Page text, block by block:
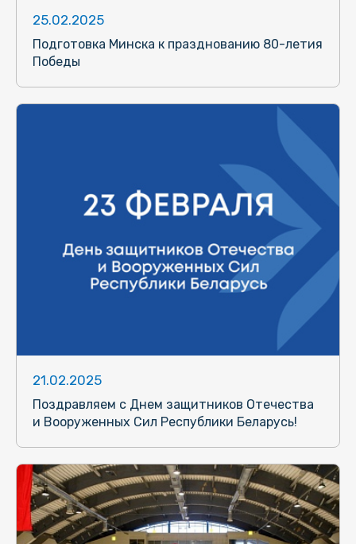
25.02.2025
Подготовка Минска к празднованию 80-летия
Победы
21.02.2025
Поздравляем с Днем защитников Отечества
и Вооруженных Сил Республики Беларусь!